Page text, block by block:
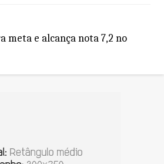
meta e alcança nota 7,2 no